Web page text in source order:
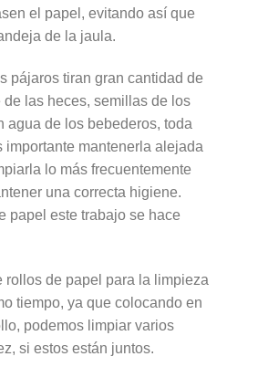
el papel, evitando así que
de la jaula.
pájaros tiran gran cantidad de
las heces, semillas de los
agua de los bebederos, toda
importante mantenerla alejada
lo más frecuentemente
una correcta higiene.
papel este trabajo se hace
rollos de papel para la limpieza
tiempo, ya que colocando en
podemos limpiar varios
si estos están juntos.